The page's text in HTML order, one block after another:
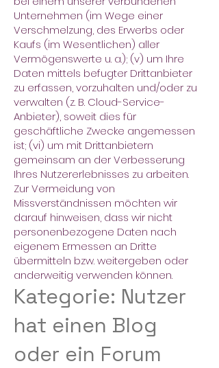
Unternehmen (im Wege einer
Verschmelzung, des Erwerbs oder
Kaufs (im Wesentlichen) aller
Vermögenswerte u. a.); (v) um Ihre
Daten mittels befugter Drittanbieter
zu erfassen, vorzuhalten und/oder zu
verwalten (z. B. Cloud-Service-
Anbieter), soweit dies für
geschäftliche Zwecke angemessen
ist; (vi) um mit Drittanbietern
gemeinsam an der Verbesserung
Ihres Nutzererlebnisses zu arbeiten.
Zur Vermeidung von
Missverständnissen möchten wir
darauf hinweisen, dass wir nicht
personenbezogene Daten nach
eigenem Ermessen an Dritte
übermitteln bzw. weitergeben oder
anderweitig verwenden können.
Kategorie: Nutzer
hat einen Blog
oder ein Forum